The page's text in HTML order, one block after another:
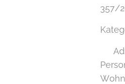
357/
▪